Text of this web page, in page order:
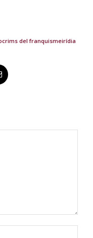
crims del franquismeirídia